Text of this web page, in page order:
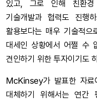
있고, 그로 인해 친환
기술개발과 협력도 진행
활용보다는 매우 기술적으
대세인 상황에서 어쩔 수
견인하기 위한 투자이기도
McKinsey가 발표한 자료
대체하기 위해서는 연간